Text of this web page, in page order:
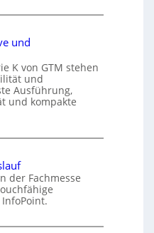
und
K von GTM stehen
und
Ausführung,
und kompakte
der Fachmesse